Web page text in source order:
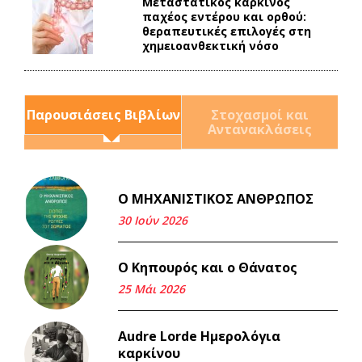
παχέος εντέρου και ορθού:
θεραπευτικές επιλογές στη
χημειοανθεκτική νόσο
Παρουσιάσεις Βιβλίων
Στοχασμοί και
Αντανακλάσεις
Ο ΜΗΧΑΝΙΣΤΙΚΟΣ ΑΝΘΡΩΠΟΣ
30 Ιούν 2026
Ο Κηπουρός και ο Θάνατος
25 Μάι 2026
Audre Lorde Ημερολόγια
καρκίνου
Και τα λεφτά ξαναγυρίζουν
σε σένα.
Μνήμη Νίκου Μαλάμου
Iμάντες και μετα - πράτες